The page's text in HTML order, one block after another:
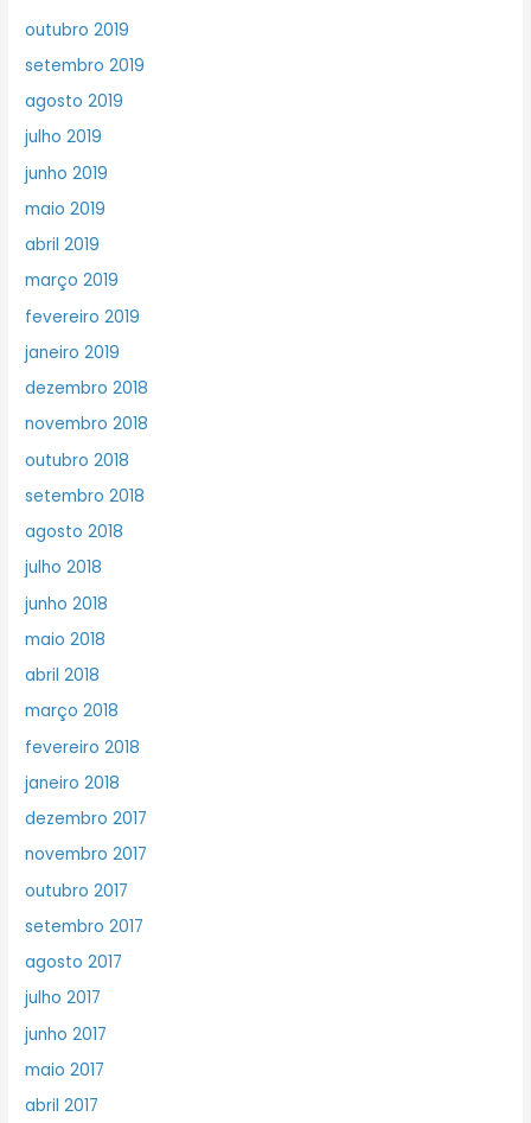
outubro 2019
setembro 2019
agosto 2019
julho 2019
junho 2019
maio 2019
abril 2019
março 2019
fevereiro 2019
janeiro 2019
dezembro 2018
novembro 2018
outubro 2018
setembro 2018
agosto 2018
julho 2018
junho 2018
maio 2018
abril 2018
março 2018
fevereiro 2018
janeiro 2018
dezembro 2017
novembro 2017
outubro 2017
setembro 2017
agosto 2017
julho 2017
junho 2017
maio 2017
abril 2017